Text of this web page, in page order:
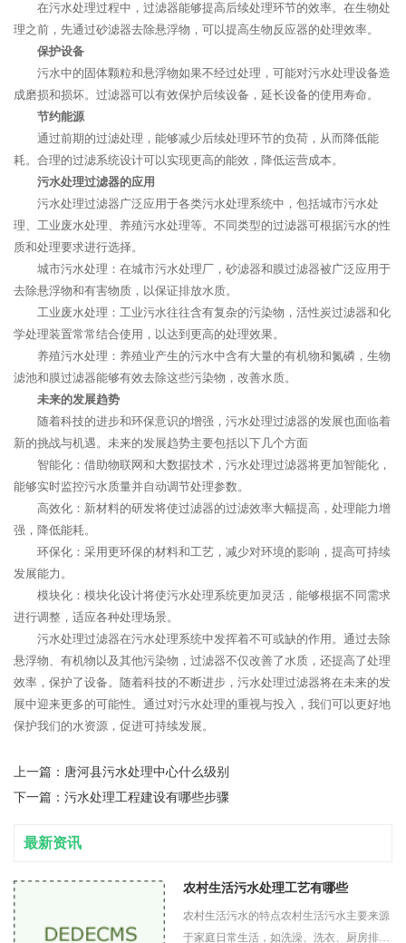
在污水处理过程中，过滤器能够提高后续处理环节的效率。在生物处
理之前，先通过砂滤器去除悬浮物，可以提高生物反应器的处理效率。
保护设备
污水中的固体颗粒和悬浮物如果不经过处理，可能对污水处理设备造
成磨损和损坏。过滤器可以有效保护后续设备，延长设备的使用寿命。
节约能源
通过前期的过滤处理，能够减少后续处理环节的负荷，从而降低能
耗。合理的过滤系统设计可以实现更高的能效，降低运营成本。
污水处理过滤器的应用
污水处理过滤器广泛应用于各类污水处理系统中，包括城市污水处
理、工业废水处理、养殖污水处理等。不同类型的过滤器可根据污水的性
质和处理要求进行选择。
城市污水处理：在城市污水处理厂，砂滤器和膜过滤器被广泛应用于
去除悬浮物和有害物质，以保证排放水质。
工业废水处理：工业污水往往含有复杂的污染物，活性炭过滤器和化
学处理装置常常结合使用，以达到更高的处理效果。
养殖污水处理：养殖业产生的污水中含有大量的有机物和氮磷，生物
滤池和膜过滤器能够有效去除这些污染物，改善水质。
未来的发展趋势
随着科技的进步和环保意识的增强，污水处理过滤器的发展也面临着
新的挑战与机遇。未来的发展趋势主要包括以下几个方面
智能化：借助物联网和大数据技术，污水处理过滤器将更加智能化，
能够实时监控污水质量并自动调节处理参数。
高效化：新材料的研发将使过滤器的过滤效率大幅提高，处理能力增
强，降低能耗。
环保化：采用更环保的材料和工艺，减少对环境的影响，提高可持续
发展能力。
模块化：模块化设计将使污水处理系统更加灵活，能够根据不同需求
进行调整，适应各种处理场景。
污水处理过滤器在污水处理系统中发挥着不可或缺的作用。通过去除
悬浮物、有机物以及其他污染物，过滤器不仅改善了水质，还提高了处理
效率，保护了设备。随着科技的不断进步，污水处理过滤器将在未来的发
展中迎来更多的可能性。通过对污水处理的重视与投入，我们可以更好地
保护我们的水资源，促进可持续发展。
上一篇： 唐河县污水处理中心什么级别
下一篇： 污水处理工程建设有哪些步骤
最新资讯
农村生活污水处理工艺有哪些
农村生活污水的特点农村生活污水主要来源
于家庭日常生活，如洗澡、洗衣、厨房排水